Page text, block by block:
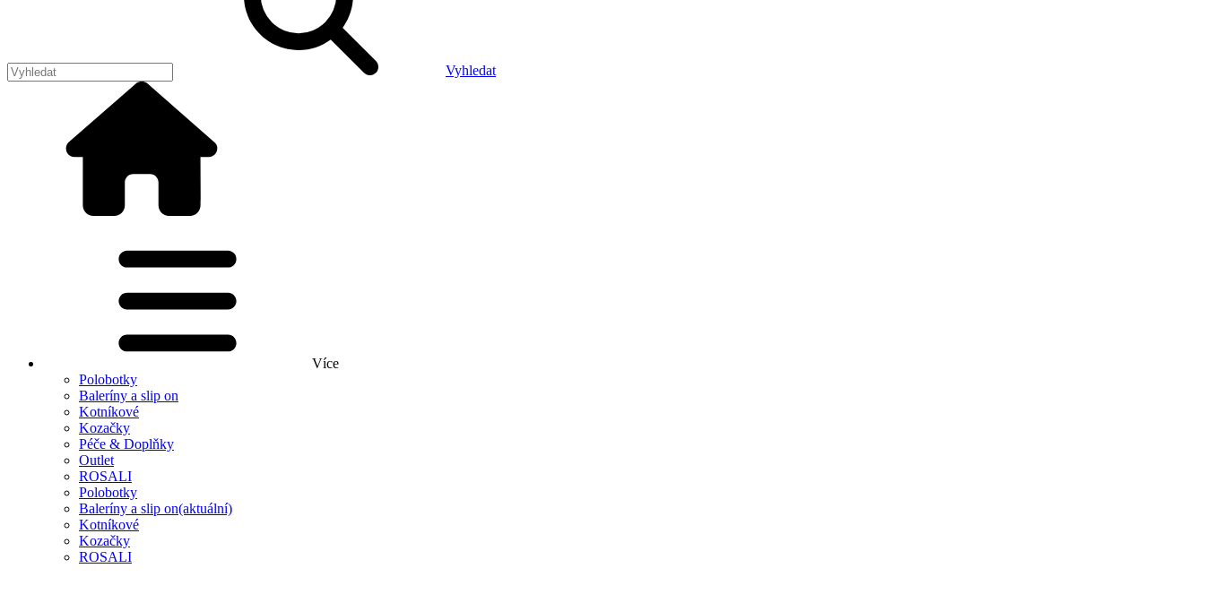
Vyhledat
Více
Polobotky
Baleríny a slip on
Kotníkové
Kozačky
Péče & Doplňky
Outlet
ROSALI
Polobotky
Baleríny a slip on(aktuální)
Kotníkové
Kozačky
ROSALI